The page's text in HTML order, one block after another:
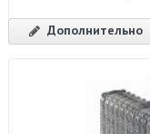
Дополнительно